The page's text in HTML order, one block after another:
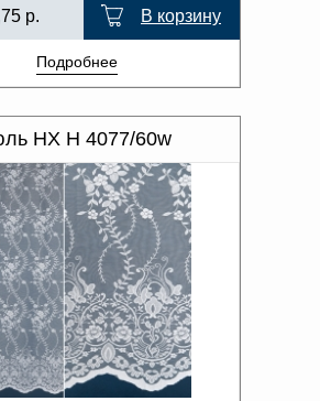
р. В корзину
Подробнее
HX H 4077/60w